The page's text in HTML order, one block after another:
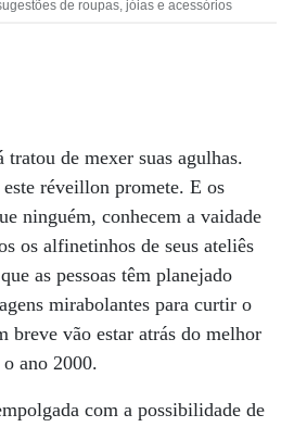
de roupas, jóias e acessórios
de mexer suas agulhas.
réveillon promete. E os
ninguém, conhecem a vaidade
os alfinetinhos de seus ateliês
as pessoas têm planejado
mirabolantes para curtir o
breve vão estar atrás do melhor
ano 2000.
com a possibilidade de